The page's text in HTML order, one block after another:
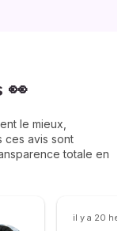
👀
le mieux,
ces avis sont
totale en
il y a 20